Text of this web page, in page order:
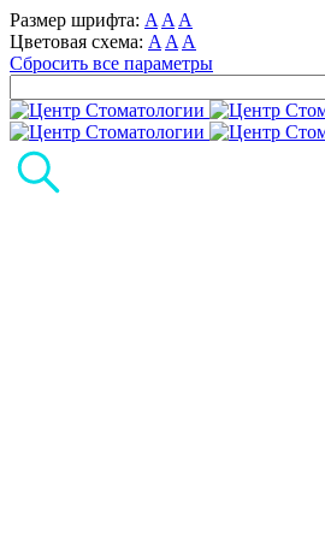
Размер шрифта: A A A
Цветовая схема: A A A
Сбросить все параметры